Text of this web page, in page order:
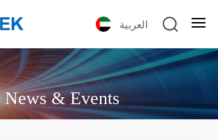
العربية
News & Events